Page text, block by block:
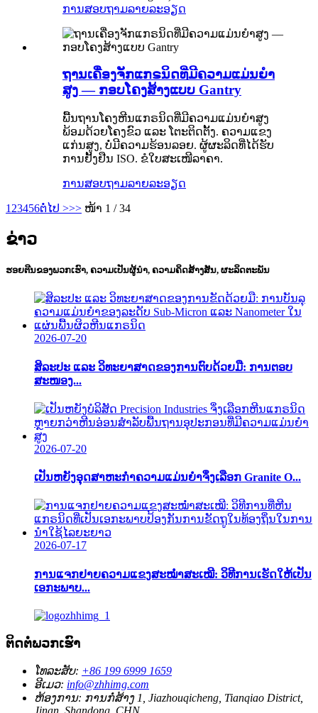
ການສອບຖາມລາຍລະອຽດ
ຖານເຄື່ອງຈັກແກຣນິດທີ່ມີຄວາມແມ່ນຍໍາ
ສູງ — ກອບໂຄງສ້າງແບບ Gantry
ພື້ນຖານໂຄງຫີນແກຣນິດທີ່ມີຄວາມແມ່ນຍໍາສູງ
ພ້ອມດ້ວຍໂຄງຂົວ ແລະ ໂຕະຕິດຕັ້ງ. ຄວາມແຂງ
ແກ່ນສູງ, ບໍ່ມີຄວາມຮ້ອນລອຍ. ຜູ້ຜະລິດທີ່ໄດ້ຮັບ
ການຢັ້ງຢືນ ISO. ຂໍໃບສະເໜີລາຄາ.
ການສອບຖາມລາຍລະອຽດ
1 23456ຕໍ່ໄປ >>> ໜ້າ 1 / 34
ຂ່າວ
ຮອຍຕີນຂອງພວກເຮົາ, ຄວາມເປັນຜູ້ນຳ, ຄວາມຄິດສ້າງສັນ, ຜະລິດຕະພັນ
2026-07-20
ສິລະປະ ແລະ ວິທະຍາສາດຂອງການຕົບດ້ວຍມື: ການຕອບ
ສະໜອງ...
2026-07-20
ເປັນຫຍັງອຸດສາຫະກໍາຄວາມແມ່ນຍໍາຈຶ່ງເລືອກ Granite O...
2026-07-17
ການແຈກຢາຍຄວາມແຂງສະໝໍ່າສະເໝີ: ວິທີການເຮັດໃຫ້ເປັນ
ເອກະພາບ...
ຕິດຕໍ່ພວກເຮົາ
ໂທລະສັບ: +86 199 6999 1659
ອີເມວ: info@zhhimg.com
ຫ້ອງການ: ການກໍ່ສ້າງ 1, Jiazhouqicheng, Tianqiao District,